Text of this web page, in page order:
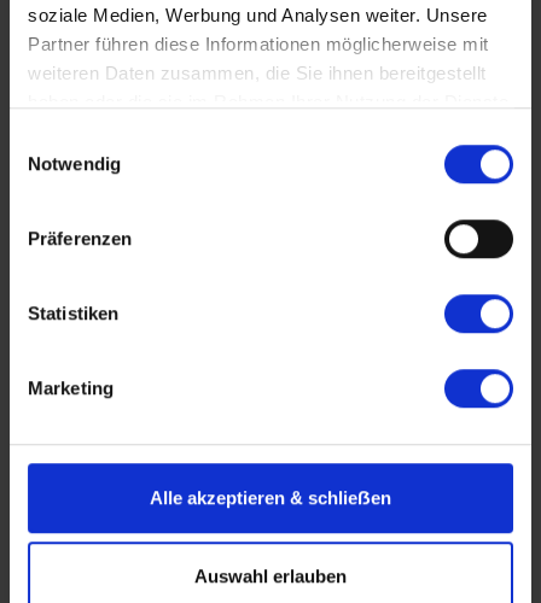
soziale Medien, Werbung und Analysen weiter. Unsere
Partner führen diese Informationen möglicherweise mit
weiteren Daten zusammen, die Sie ihnen bereitgestellt
Notwendig
Präferenzen
Statistiken
Marketing
Alle akzeptieren & schlieẞen
Auswahl erlauben
Entspannt zur Domstadt Köln
BASEL-KÖLN-RÜDESHEIM-BASEL
Oktober 2026